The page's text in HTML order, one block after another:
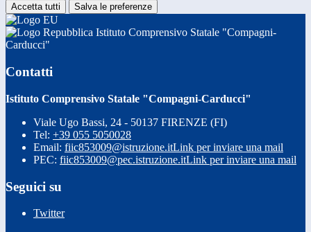
Accetta tutti Salva le preferenze
Istituto Comprensivo Statale "Compagni-
Carducci"
Contatti
Istituto Comprensivo Statale "Compagni-Carducci"
Viale Ugo Bassi, 24 - 50137 FIRENZE (FI)
Tel: +39 055 5050028
Email: fiic853009@istruzione.itLink per inviare una mail
PEC: fiic853009@pec.istruzione.itLink per inviare una mail
Seguici su
Twitter